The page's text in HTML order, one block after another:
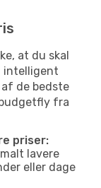
at du skal
intelligent
de bedste
fra
priser:
lavere
eller dage